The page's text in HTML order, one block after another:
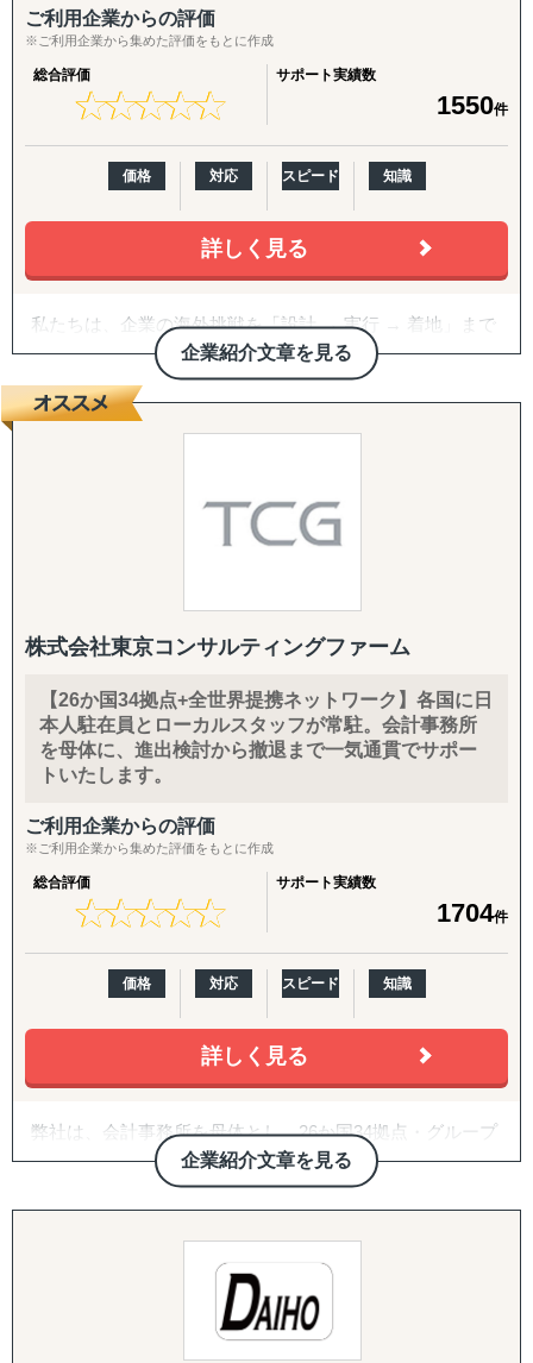
ご利用企業からの評価
※ご利用企業から集めた評価をもとに作成
総合評価
★★★★★
★★★★★
サポート実績数
1550件
価格 対応 スピード 知識
詳しく見る
企業紹介文章を見る
私たちは、企業の海外挑戦を「設計 → 実行 → 着地」まで
一気通貫で伴走支援します。
『どの国が最適か？』を見極めるゼロ→イチの意思決定か
※支援主要各国の現地スタッフ300人以上配置。進出後も
継続して支援できる体制を構築しています。
------------------------------------
■ サポート対象国（グループ別）
↳ ASEAN主要国：タイ・ベトナム・マレーシア・カンボ
↳ アジア（中華系）：日本・香港・シンガポール・台湾・
韓国
↳ アジア（中東ほか）：ドバイ・サウジアラビア・イン
ド・バングラデシュ・モンゴル
↳ 欧米：アメリカ・イギリス・フランス・ドイツ
※サポート内容により、対応の可否や得意・不得意な分野
があります。
------------------------------------
■ 対応施策について
◆以下はこれまで当社で実績が多く、特にニーズの高い支
援パッケージです。
『LocaBrain（ロカブレイン）｜海外進出 現地顧問サービ
↳ AIが出した"答えっぽいもの"を、現地のリアルで答え合
わせする。海外進出の現地顧問サービス。
『INTERForce｜海外進出伴走サポート』
株式会社東京コンサルティングファーム
【26か国34拠点+全世界提携ネットワーク】各国に日
本人駐在員とローカルスタッフが常駐。会計事務所
を母体に、進出検討から撤退まで一気通貫でサポー
トいたします。
ご利用企業からの評価
※ご利用企業から集めた評価をもとに作成
総合評価
★★★★★
★★★★★
サポート実績数
1704件
価格 対応 スピード 知識
詳しく見る
企業紹介文章を見る
弊社は、会計事務所を母体とし、26か国34拠点・グループ
従業員357名のグローバルコンサルティングファームで
2007年に日本の会計事務所として初めてインドに進出し、
翌年ASEAN一帯、中南米等にも展開。
20年近い海外実務の蓄積があり、実績・ノウハウも豊富に